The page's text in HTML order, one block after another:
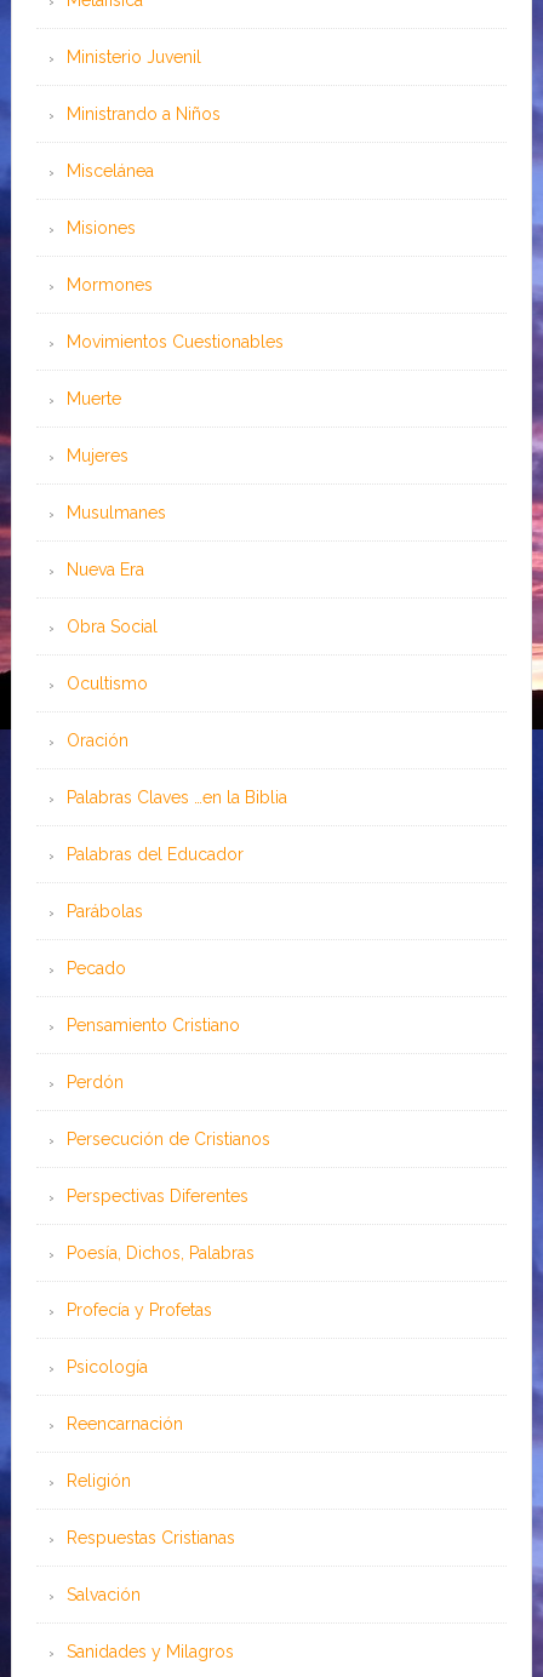
Ministerio Juvenil
Ministrando a Niños
Miscelánea
Misiones
Mormones
Movimientos Cuestionables
Muerte
Mujeres
Musulmanes
Nueva Era
Obra Social
Ocultismo
Oración
Palabras Claves …en la Biblia
Palabras del Educador
Parábolas
Pecado
Pensamiento Cristiano
Perdón
Persecución de Cristianos
Perspectivas Diferentes
Poesía, Dichos, Palabras
Profecía y Profetas
Psicología
Reencarnación
Religión
Respuestas Cristianas
Salvación
Sanidades y Milagros